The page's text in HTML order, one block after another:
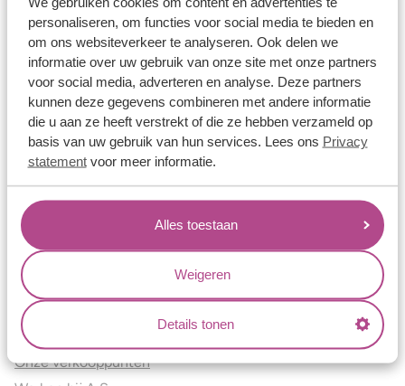
personaliseren, om functies voor social media te bieden en
om ons websiteverkeer te analyseren. Ook delen we
informatie over uw gebruik van onze site met onze partners
voor social media, adverteren en analyse. Deze partners
kunnen deze gegevens combineren met andere informatie
die u aan ze heeft verstrekt of die ze hebben verzameld op
basis van uw gebruik van hun services. Lees ons Privacy
statementvoor meer informatie.
Alles toestaan
Weigeren
Details tonen
Vriendschapsringen
Over ons
Aller Spanninga
Historie
Certificaten
Blogs
Jouw voordelen
Conflictvrije Materialen
Oneindig veel mogelijkheden
Kwaliteit
Juweliers & Contact
Onze verkooppunten